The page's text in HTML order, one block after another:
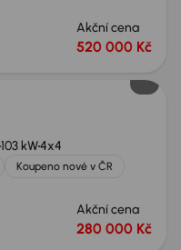
Akční cena
520 000 Kč
103 kW4x4
Koupeno nové v ČR
Akční cena
280 000 Kč